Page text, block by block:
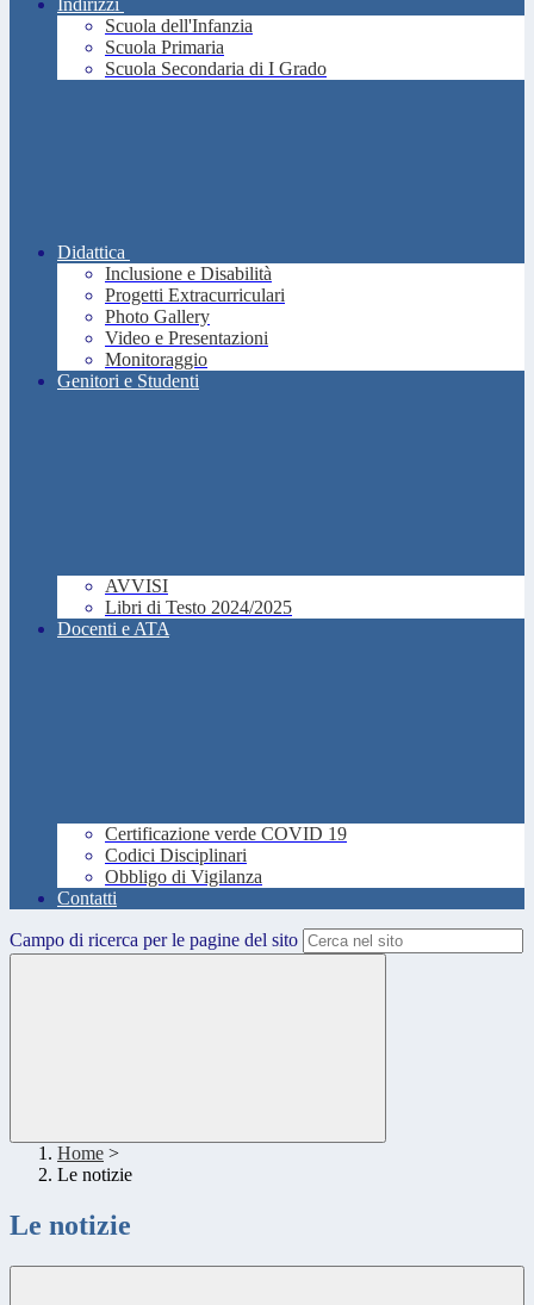
Indirizzi
Scuola dell'Infanzia
Scuola Primaria
Scuola Secondaria di I Grado
Didattica
Inclusione e Disabilità
Progetti Extracurriculari
Photo Gallery
Video e Presentazioni
Monitoraggio
Genitori e Studenti
AVVISI
Libri di Testo 2024/2025
Docenti e ATA
Certificazione verde COVID 19
Codici Disciplinari
Obbligo di Vigilanza
Contatti
Campo di ricerca per le pagine del sito
Home >
Le notizie
Le notizie